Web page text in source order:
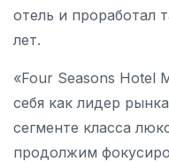
отель и проработал
лет.
«Four Seasons Hotel
себя как лидер
сегменте класса
продолжим